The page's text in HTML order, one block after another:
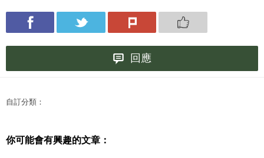
回應
自訂分類：
你可能會有興趣的文章：